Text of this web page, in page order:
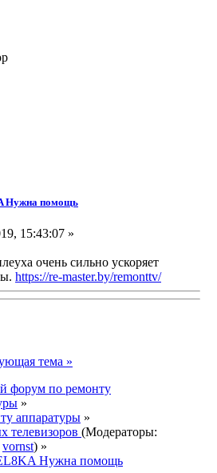
Нужна помощь
15:43:07 »
очень сильно ускоряет
https://re-master.by/remonttv/
тема »
форум по ремонту
»
аппаратуры »
телевизоров (Модераторы:
vornst) »
Нужна помощь